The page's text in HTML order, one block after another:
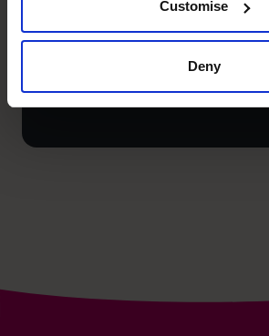
Customise
Deny
Fractional CFOs
Book a discovery call